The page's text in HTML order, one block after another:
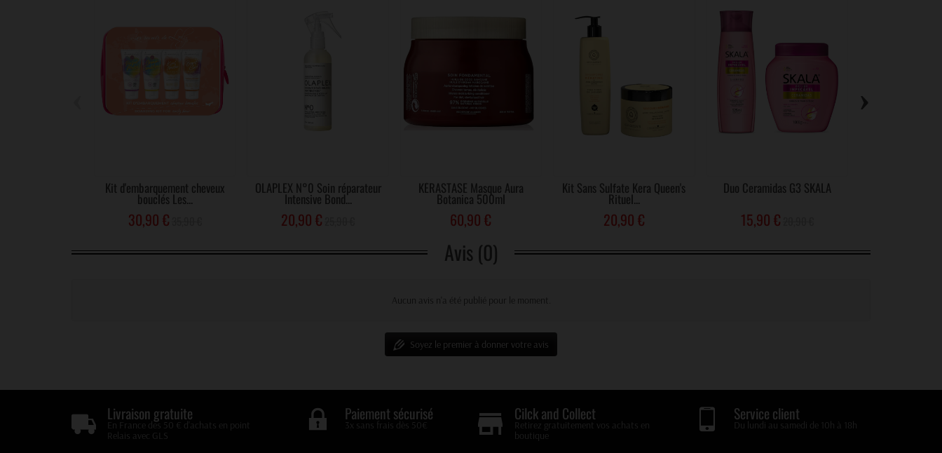
Kit d'embarquement cheveux
bouclés Les...
30,90 €
OLAPLEX N°0 Soin réparateur
Intensive Bond...
20,90 €
KÉRASTASE Masque Aura
Botanica 500ml
60,90 €
Kit Sans Sulfate Kera Queen's
Rituel...
20,90 €
Duo Ceramidas G3 SKALA
15,90 €
›
Avis (0)
Aucun avis n'a été publié pour le moment.
Soyez le premier à donner votre avis
Livraison gratuite
En France des 50 € d'achats en point
Relais avec GLS
Paiement sécurisé
3x sans frais dès 50€
Cilck and Collect
Retirez gratuitement vos achats en
boutique
Service client
Du lundi au samedi de 10h à 18h